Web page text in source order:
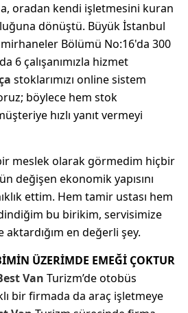
oradan kendi işletmesini kuran
dönüştü. Büyük İstanbul
Bölümü No:16'da 300
6 çalışanımızla hizmet
stoklarımızı online sistem
böylece hem stok
hızlı yanıt vermeyi
meslek olarak görmedim hiçbir
değişen ekonomik yapısını
ettim. Hem tamir ustası hem
bu birikim, servisimize
en değerli şey.
ÜZERİMDE EMEĞİ ÇOKTUR
Van Turizm’de otobüs
bir firmada da araç işletmeye